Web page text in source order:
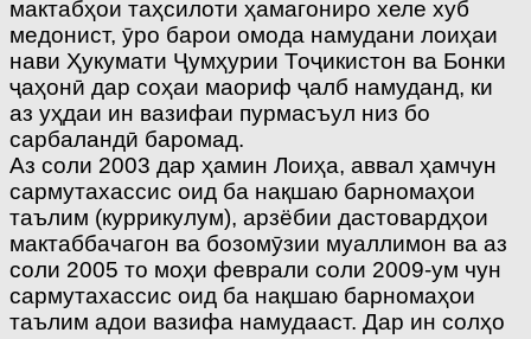
мактабҳои таҳсилоти ҳамагониро хеле хуб
медонист, ӯро барои омода намудани лоиҳаи
нави Ҳукумати Ҷумҳурии Тоҷикистон ва Бонки
ҷаҳонӣ дар соҳаи маориф ҷалб намуданд, ки
аз уҳдаи ин вазифаи пурмасъул низ бо
сарбаландӣ баромад.
Аз соли 2003 дар ҳамин Лоиҳа, аввал ҳамчун
сармутахассис оид ба нақшаю барномаҳои
таълим (куррикулум), арзёбии дастовардҳои
мактаббачагон ва бозомӯзии муаллимон ва аз
соли 2005 то моҳи феврали соли 2009-ум чун
сармутахассис оид ба нақшаю барномаҳои
таълим адои вазифа намудааст. Дар ин солҳо